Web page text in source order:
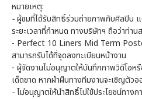
หมายเหตุ:
-ผู้ชมที่ได้รับสิทธิ์ร่วมถ่ายภาพกับศิลปิน แ
ระยะเวลาที่กำหนด ทางบริษัทฯ ถือว่าท่าน
- Perfect 10 Liners Mid Term
สามารถรับได้ที่จุดลงทะเบียนหน้างาน
- ผู้จัดงานไม่อนุญาตให้บันทึกภาพวิดีโอห
เด็ดขาด หากฝ่าฝืนทางทีมงานจะเชิญตัว
-ไม่อนุญาตให้นำสิทธิ์ไปใช้ประโยชน์ทางก